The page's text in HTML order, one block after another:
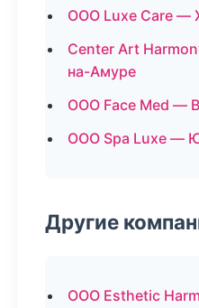
ООО Luxe Care —
Center Art
на-Амуре
ООО Face Med —
ООО Spa Luxe —
Другие
ООО Esthetic